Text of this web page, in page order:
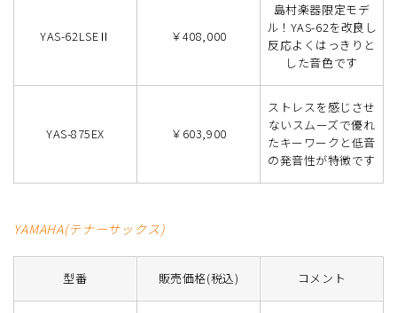
YAS-62LSEⅡ ￥408,000
島村楽器限定モデ
ル！YAS-62を改良し
反応よくはっきりと
した音色です
YAS-875EX ￥603,900
ストレスを感じさせ
ないスムーズで優れ
たキーワークと低音
の発音性が特徴です
YAMAHA(テナーサックス)
型番 販売価格(税込) コメント